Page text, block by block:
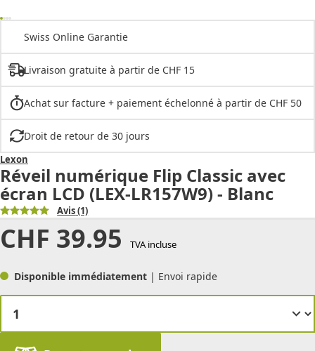
Swiss Online Garantie
Livraison gratuite à partir de CHF 15
Achat sur facture + paiement échelonné à partir de CHF 50
Droit de retour de 30 jours
Lexon
Réveil numérique Flip Classic avec
écran LCD (LEX-LR157W9) - Blanc
Avis(1)
CHF 39.95 TVA incluse
Disponible immédiatement | Envoi rapide